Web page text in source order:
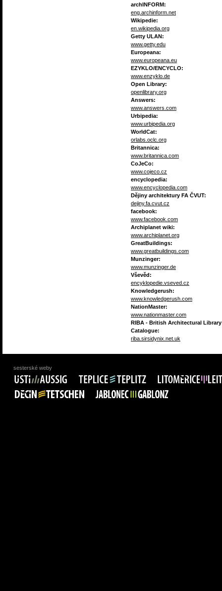
archINFORM:
eng.archinform.net
Wikipedie:
en.wikipedia.org
Getty ULAN:
www.getty.edu
Europeana:
www.europeana.eu
EZYKLO/ENCYCLO:
www.enzyklo.de
Open Library:
openlibrary.org
Answers:
www.answers.com
Urbipedia:
www.urbipedia.org
WorldCat:
orlabs.oclc.org
Britannica:
www.britannica.com
CoJeCo:
www.cojeco.cz
encyclopedia:
www.encyclopedia.com
Dějiny architektury FA ČVUT:
dejiny.fa.cvut.cz
facebook:
www.facebook.com
Archiplanet wiki:
www.archiplanet.org
GreatBuildings:
www.greatbuildings.com
Munzinger:
www.munzinger.de
Vševěd:
encyklopedie.vseved.cz
Knowledgerush:
www.knowledgerush.com
NationMaster:
www.nationmaster.com
RIBA - British Architectural Library
Catalogue:
riba.sirsidynix.net.uk
sesterské weby